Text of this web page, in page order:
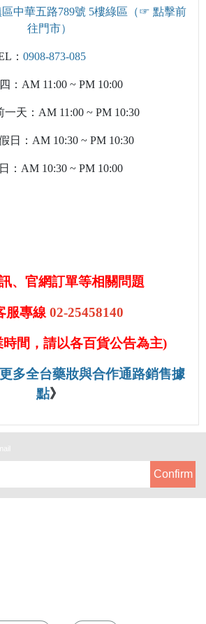
中華五路789號 5樓綠區（☞ 點擊前
往門市）
： 0908-873-085
：AM 11:00 ~ PM 10:00
天：AM 11:00 ~ PM 10:30
日：AM 10:30 ~ PM 10:30
：AM 10:30 ~ PM 10:00
、官網訂單等相關問題
服專線 02-25458140
間，請以各百貨公告為主)
多全台藥妝與合作通路銷售據
點》
Confirm